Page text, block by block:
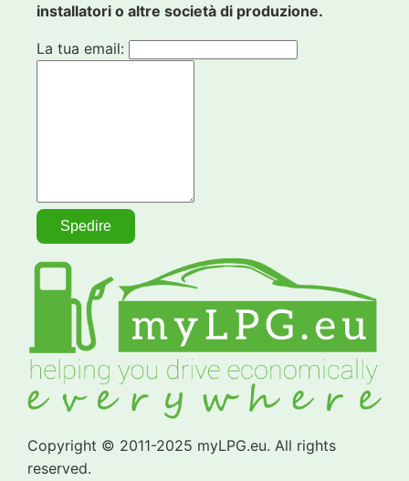
installatori o altre società di produzione.
La tua email:
Copyright © 2011-2025 myLPG.eu. All rights
reserved.